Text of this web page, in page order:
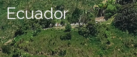
Ecuador